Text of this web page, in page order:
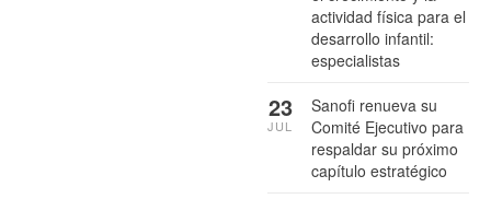
actividad física para el
desarrollo infantil:
especialistas
Sanofi renueva su
Comité Ejecutivo para
respaldar su próximo
capítulo estratégico
23
JUL